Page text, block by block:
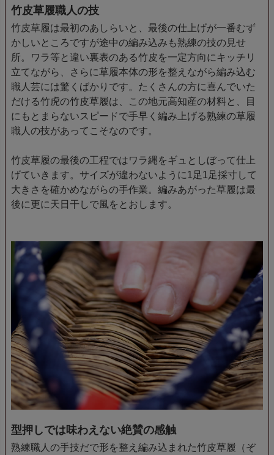
竹皮草履職人の技
竹皮草履は最初のあしらいと、最後の仕上げが一番むず
かしいところですが途中の編み込みも熟練の技の見せ
所。ワラ等と違い裏表のある竹皮を一定方向にキッチリ
立てながら、さらに草履本体の形を整えながら編み込む
職人芸には驚くばかりです。たくさんの方に喜んでいた
だける竹虎の竹皮草履は、この地元高知産の材料と、目
にもとまらないスピードで手早く編み上げる熟練の草履
職人の技があってこそなのです。
竹皮草履の最後の工程ではワラ縄をギュとしぼって仕上
げていきます。サイズが違わないように1足1足採寸して
大きさを確かめながらの手作業。編みあがった草履は最
後に更に天日干しで風をとおします。
型押しでは味わえない絶賛の感触
熟練職人の手技だで形を整え編み込まれた竹皮草履（ぞ